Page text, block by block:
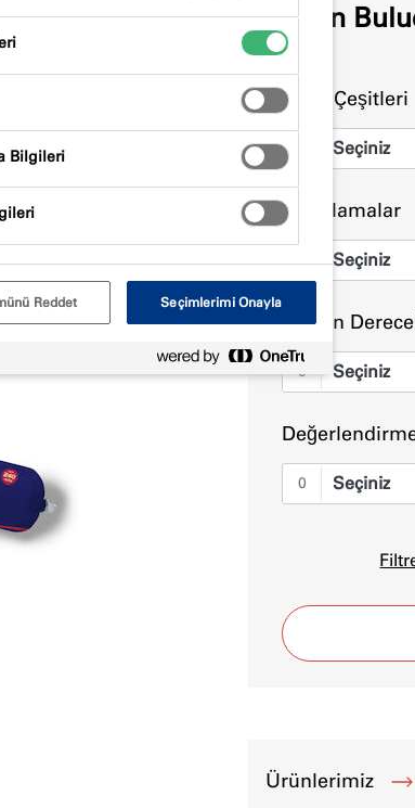
Ürün
Ürün Çeşitleri
Seçiniz
Uygulamalar
0 Seçiniz
Yangın
0 Seçiniz
0 Seçiniz
Ürünlerimiz
mastik ürünüdür.
sağlar.
Bilgileri
Reddet Seçimlerimi Onayla